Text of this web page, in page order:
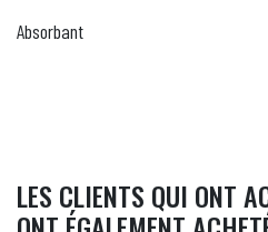
Absorbant
LES CLIENTS QUI ONT